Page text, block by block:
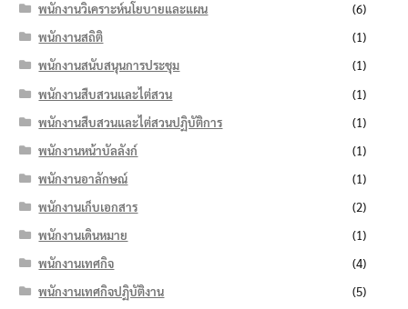
พนักงานวิเคราะห์นโยบายและแผน
(6)
พนักงานสถิติ
(1)
พนักงานสนับสนุนการประชุม
(1)
พนักงานสืบสวนและไต่สวน
(1)
พนักงานสืบสวนและไต่สวนปฏิบัติการ
(1)
พนักงานหน้าบัลลังก์
(1)
พนักงานอาลักษณ์
(1)
พนักงานเก็บเอกสาร
(2)
พนักงานเดินหมาย
(1)
พนักงานเทศกิจ
(4)
พนักงานเทศกิจปฏิบัติงาน
(5)